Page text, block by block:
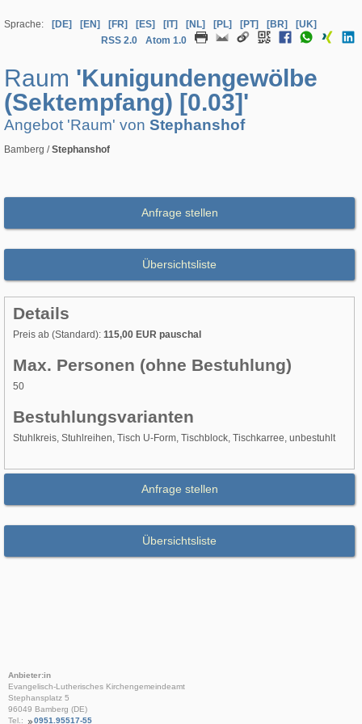
Sprache: [DE] [EN] [FR] [ES] [IT] [NL] [PL] [PT] [BR]
[UK]
RSS 2.0
Atom 1.0
Raum 'Kunigundengewölbe
(Sektempfang) [0.03]'
Angebot 'Raum' von Stephanshof
Bamberg /Stephanshof
Anfrage stellen
Übersichtsliste
Details
Preis ab (Standard): 115,00 EUR pauschal
Max. Personen (ohne Bestuhlung)
50
Bestuhlungsvarianten
Stuhlkreis, Stuhlreihen, Tisch U-Form, Tischblock, Tischkarree, unbestuhlt
Anfrage stellen
Übersichtsliste
Anbieter:in
Evangelisch-Lutherisches Kirchengemeindeamt
Stephansplatz 5
96049 Bamberg (DE)
Tel.:
0951.95517-55